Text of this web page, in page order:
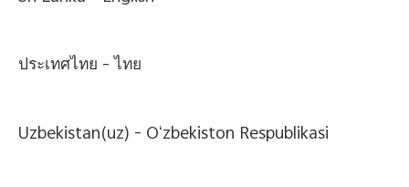
ประเทศไทย -ไทย
Uzbekistan(uz) - Oʻzbekiston Respublikasi